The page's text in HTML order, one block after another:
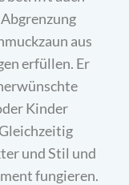
aus
erfüllen. Er
Kinder
und Stil und
fungieren.